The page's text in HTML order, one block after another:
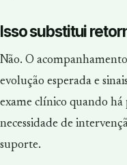
Isso substitui
Não. O
evolução esperada e
exame clínico quando
necessidade de
suporte.